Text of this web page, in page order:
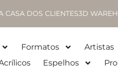
CASA DOS CLIENTES3D
Formatos Artistas
Espelhos